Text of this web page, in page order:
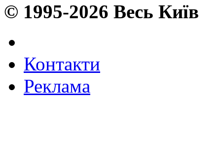
© 1995-2026 Весь Київ
Контакти
Реклама